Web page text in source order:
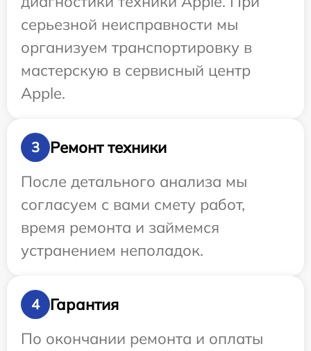
серьезной неисправности мы
организуем транспортировку в
мастерскую в сервисный центр
Apple.
3
Ремонт техники
После детального анализа мы
согласуем с вами смету работ,
время ремонта и займемся
устранением неполадок.
4
Гарантия
По окончании ремонта и оплаты